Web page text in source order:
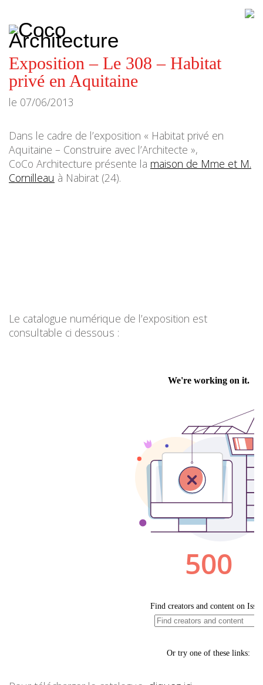
Architecture
architecture,
urbanisme,
etc.
Exposition – Le 308 – Habitat
privé en Aquitaine
le 07/06/2013
Dans le cadre de l’exposition « Habitat privé en
Aquitaine – Construire avec l’Architecte »,
CoCo Architecture présente la maison de Mme et M.
Cornilleau à Nabirat (24).
Le catalogue numérique de l’exposition est
consultable ci dessous :